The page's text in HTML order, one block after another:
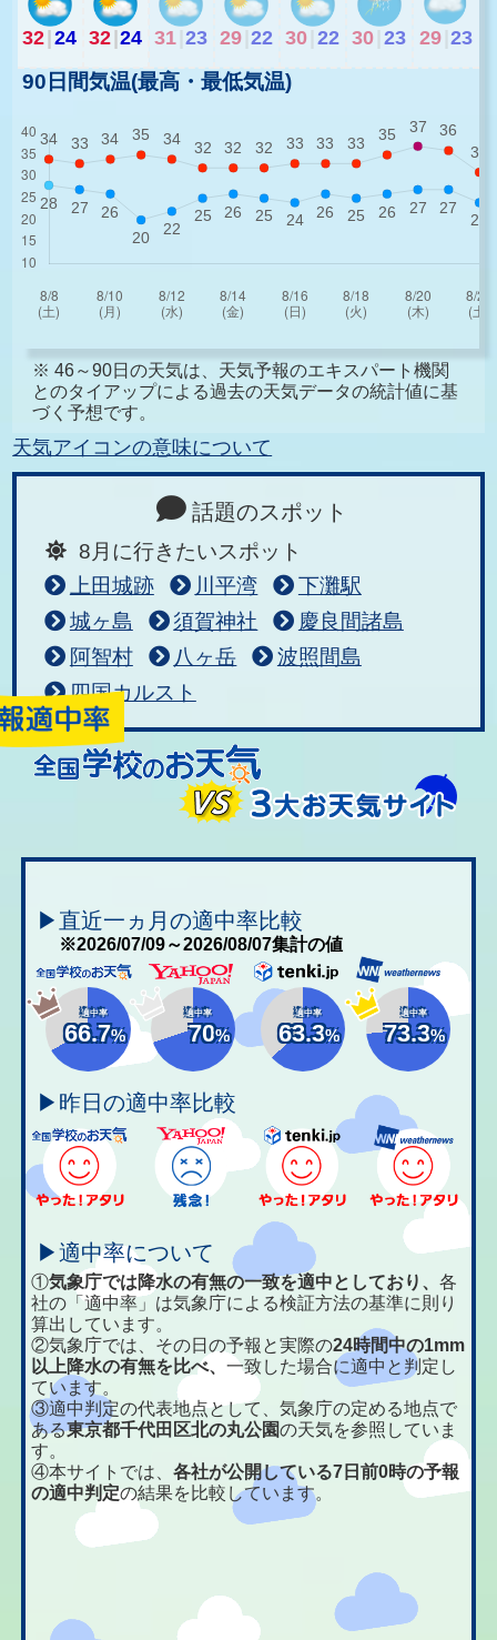
32 24 32 24 31 23 29 22 30 22 30 23 29 23
90日間気温(最高・最低気温)
※ 46～90日の天気は、天気予報のエキスパート機関
とのタイアップによる過去の天気データの統計値に基
づく予想です。
天気アイコンの意味について
話題のスポット
8月に行きたいスポット
上田城跡
川平湾
下灘駅
城ヶ島
須賀神社
慶良間諸島
阿智村
八ヶ岳
波照間島
四国カルスト
▶直近一ヵ月の適中率比較
※2026/07/09～2026/08/07集計の値
適中率
66.7%
適中率
70%
適中率
63.3%
適中率
73.3%
▶昨日の適中率比較
▶適中率について
①気象庁では降水の有無の一致を適中としており、各
社の「適中率」は気象庁による検証方法の基準に則り
算出しています。
②気象庁では、その日の予報と実際の24時間中の1mm
以上降水の有無を比べ、一致した場合に適中と判定し
ています。
③適中判定の代表地点として、気象庁の定める地点で
ある東京都千代田区北の丸公園の天気を参照していま
す。
④本サイトでは、各社が公開している7日前0時の予報
の適中判定の結果を比較しています。